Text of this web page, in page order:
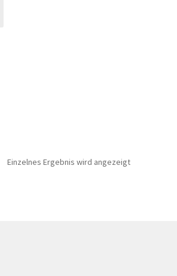
Einzelnes Ergebnis wird angezeigt